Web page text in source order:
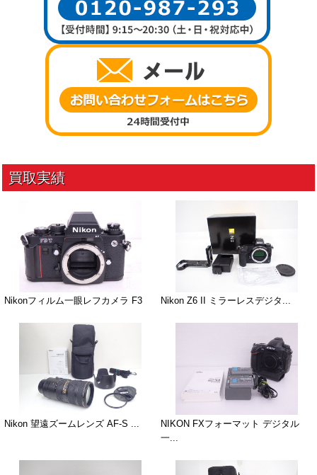
Nikonフィルム一眼レフカメラ F3 Nikon Z6 II ミラーレスデジタ...
Nikon 望遠ズームレンズ AF-S ...
NIKON FXフォーマット デジタル
一...